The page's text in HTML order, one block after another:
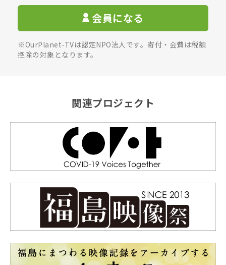
会員になる
※OurPlanet-TVは認定NPO法人です。寄付・会費は税額
控除の対象となります。
関連プロジェクト